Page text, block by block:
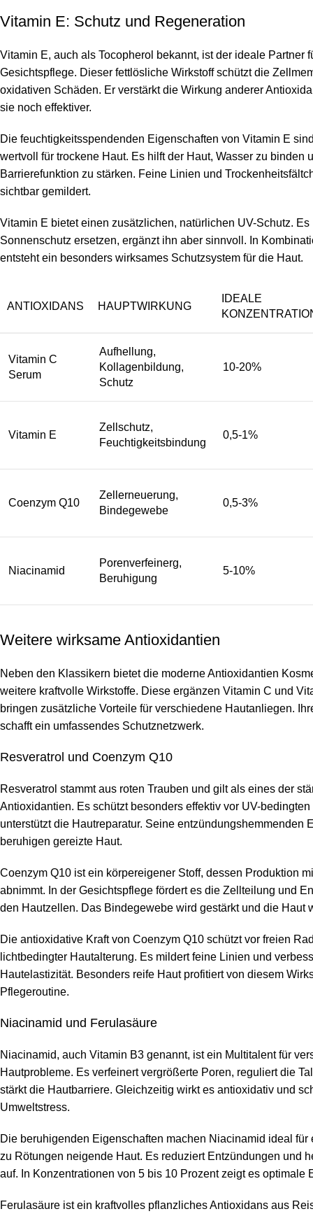
Vitamin E: Schutz und Regeneration
Vitamin E, auch als Tocopherol bekannt, ist der ideale Partner
Gesichtspflege. Dieser fettlösliche Wirkstoff schützt die
oxidativen Schäden. Er verstärkt die Wirkung anderer
sie noch effektiver.
Die feuchtigkeitsspendenden Eigenschaften von Vitamin E
wertvoll für trockene Haut. Es hilft der Haut, Wasser zu binden
Barrierefunktion zu stärken. Feine Linien und
sichtbar gemildert.
Vitamin E bietet einen zusätzlichen, natürlichen UV-Schutz.
Sonnenschutz ersetzen, ergänzt ihn aber sinnvoll. In
entsteht ein besonders wirksames Schutzsystem für die Haut.
ANTIOXIDANS HAUPTWIRKUNG
IDEALE
Vitamin C
Serum
Aufhellung,
Kollagenbildung,
Schutz
10-20%
Vitamin E
Zellschutz,
Feuchtigkeitsbindung
0,5-1%
Coenzym Q10
Zellerneuerung,
Bindegewebe
0,5-3%
Niacinamid
Porenverfeinerg,
Beruhigung
5-10%
Weitere wirksame Antioxidantien
Neben den Klassikern bietet die moderne Antioxidantien
weitere kraftvolle Wirkstoffe. Diese ergänzen Vitamin C und
bringen zusätzliche Vorteile für verschiedene Hautanliegen.
schafft ein umfassendes Schutznetzwerk.
Resveratrol und Coenzym Q10
Resveratrol stammt aus roten Trauben und gilt als eines der
Antioxidantien. Es schützt besonders effektiv vor UV-
unterstützt die Hautreparatur. Seine entzündungshemmenden
beruhigen gereizte Haut.
Coenzym Q10 ist ein körpereigener Stoff, dessen Produktion
abnimmt. In der Gesichtspflege fördert es die Zellteilung und
den Hautzellen. Das Bindegewebe wird gestärkt und die Haut
Die antioxidative Kraft von Coenzym Q10 schützt vor freien
lichtbedingter Hautalterung. Es mildert feine Linien und
Hautelastizität. Besonders reife Haut profitiert von diesem
Pflegeroutine.
Niacinamid und Ferulasäure
Niacinamid, auch Vitamin B3 genannt, ist ein Multitalent für
Hautprobleme. Es verfeinert vergrößerte Poren, reguliert die
stärkt die Hautbarriere. Gleichzeitig wirkt es antioxidativ und
Umweltstress.
Die beruhigenden Eigenschaften machen Niacinamid ideal für
zu Rötungen neigende Haut. Es reduziert Entzündungen und
auf. In Konzentrationen von 5 bis 10 Prozent zeigt es optimale
Ferulasäure ist ein kraftvolles pflanzliches Antioxidans aus